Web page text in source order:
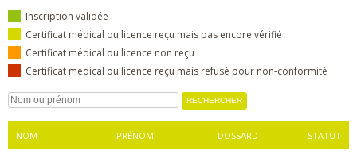
Inscription validée
Certificat médical ou licence reçu mais pas encore vérifié
Certificat médical ou licence non reçu
Certificat médical ou licence reçu mais refusé pour non-conformité
NOM PRÉNOM DOSSARD STATUT